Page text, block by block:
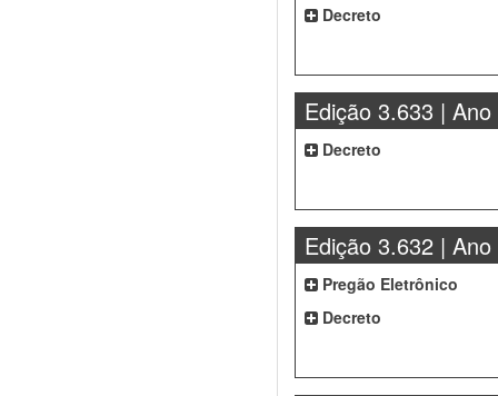
Decreto
Edição 3.633 | Ano
Decreto
Edição 3.632 | Ano
Pregão Eletrônico
Decreto